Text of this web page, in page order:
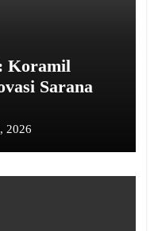
Koramil
Sarana
2026